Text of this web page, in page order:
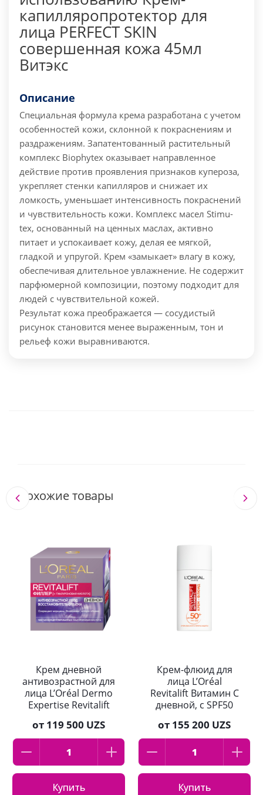
капилляропротектор для
лица PERFECT SKIN
совершенная кожа 45мл
Витэкс
Описание
Специальная формула крема разработана с учетом
особенностей кожи, склонной к покраснениям и
раздражениям. Запатентованный растительный
комплекс Biophуtex оказывает направленное
действие против проявления признаков купероза,
укрепляет стенки капилляров и снижает их
ломкость, уменьшает интенсивность покраснений
и чувствительность кожи. Комплекс масел Stimu-
tex, основанный на ценных маслах, активно
питает и успокаивает кожу, делая ее мягкой,
гладкой и упругой. Крем «замыкает» влагу в кожу,
обеспечивая длительное увлажнение. Не содержит
парфюмерной композиции, поэтому подходит для
людей с чувствительной кожей.
Результат кожа преображается — сосудистый
рисунок становится менее выраженным, тон и
рельеф кожи выравниваются.
Похожие товары
Крем дневной
антивозрастной для
лица L’Oréal Dermo
Expertise Revitalift
от 119 500 UZS
Купить
Крем-флюид для
лица L’Oréal
Revitalift Витамин С
дневной, с SPF50
от 155 200 UZS
Купить